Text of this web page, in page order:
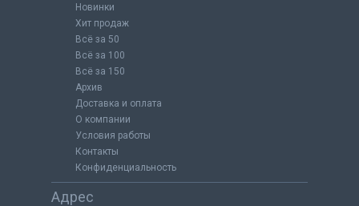
Новинки
Хит продаж
Всё за 50
Всё за 100
Всё за 150
Архив
Доставка и оплата
О компании
Условия работы
Контакты
Конфиденциальность
Адрес